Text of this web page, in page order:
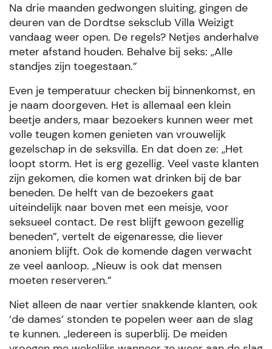
Na drie maanden gedwongen sluiting, gingen de
deuren van de Dordtse seksclub Villa Weizigt
vandaag weer open. De regels? Netjes anderhalve
meter afstand houden. Behalve bij seks: ,,Alle
standjes zijn toegestaan.”
Even je temperatuur checken bij binnenkomst, en
je naam doorgeven. Het is allemaal een klein
beetje anders, maar bezoekers kunnen weer met
volle teugen komen genieten van vrouwelijk
gezelschap in de seksvilla. En dat doen ze: ,,Het
loopt storm. Het is erg gezellig. Veel vaste klanten
zijn gekomen, die komen wat drinken bij de bar
beneden. De helft van de bezoekers gaat
uiteindelijk naar boven met een meisje, voor
seksueel contact. De rest blijft gewoon gezellig
beneden”, vertelt de eigenaresse, die liever
anoniem blijft. Ook de komende dagen verwacht
ze veel aanloop. ,,Nieuw is ook dat mensen
moeten reserveren.”
Niet alleen de naar vertier snakkende klanten, ook
‘de dames’ stonden te popelen weer aan de slag
te kunnen. ,,Iedereen is superblij. De meiden